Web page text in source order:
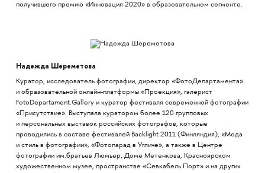
получившего премию «Инновация 2020» в образовательном сегменте.
Надежда Шереметова
Куратор, исследователь фотографии, директор «ФотоДепартамента»
и образовательной онлайн-платформы «Проекция», галерист
FotoDepartament.Gallery и куратор фестиваля современной фотографии
«Присутствие». Выступала куратором более 120 групповых
и персональных выставок российских фотографов, которые
проводились в составе фестивалей Backlight 2011 (Финляндия), «Мода
и стиль в фотографии», «Фотопарад в Угличе», а также в Центре
фотографии им.братьев Люмьер, Доме Метенкова, Красноярском
художественном музее, пространстве «Севкабель Порт» и на других